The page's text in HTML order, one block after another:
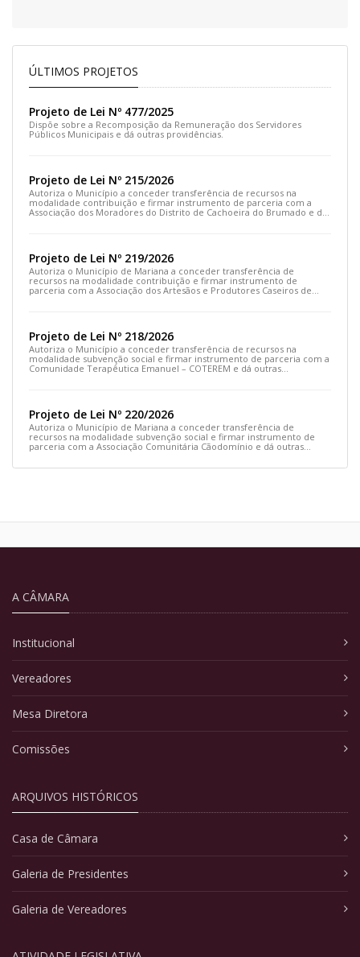
ÚLTIMOS PROJETOS
Projeto de Lei Nº 477/2025
Dispõe sobre a Recomposição da Remuneração dos Servidores
Públicos Municipais e dá outras providências.
Projeto de Lei Nº 215/2026
Autoriza o Município a conceder transferência de recursos na
modalidade contribuição e firmar instrumento de parceria com a
Associação dos Moradores do Distrito de Cachoeira do Brumado e dá
Projeto de Lei Nº 219/2026
Autoriza o Município de Mariana a conceder transferência de
recursos na modalidade contribuição e firmar instrumento de
parceria com a Associação dos Artesãos e Produtores Caseiros de
Projeto de Lei Nº 218/2026
Autoriza o Município a conceder transferência de recursos na
modalidade subvenção social e firmar instrumento de parceria com a
Comunidade Terapêutica Emanuel – COTEREM e dá outras
Projeto de Lei Nº 220/2026
Autoriza o Município de Mariana a conceder transferência de
recursos na modalidade subvenção social e firmar instrumento de
parceria com a Associação Comunitária Cãodomínio e dá outras
A CÂMARA
Institucional
Vereadores
Mesa Diretora
Comissões
ARQUIVOS HISTÓRICOS
Casa de Câmara
Galeria de Presidentes
Galeria de Vereadores